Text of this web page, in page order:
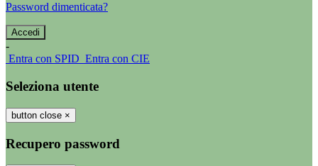
Password dimenticata?
-
Entra con SPID Entra con CIE
Seleziona utente
button close ×
Recupero password